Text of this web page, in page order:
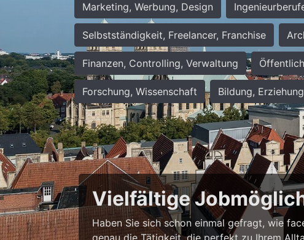
Marketing, Werbung, Design
Selbstständigkeit, Freelancer, Franchise
Finanzen, Controlling, Verwaltung
Forschung, Wissenschaft Bildung,
Vielfältige
Haben Sie sich schon einmal gefragt, wie